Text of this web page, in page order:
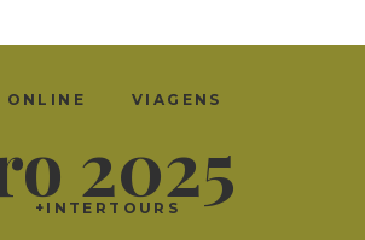
ONLINE VIAGENS
+INTERTOURS
2025